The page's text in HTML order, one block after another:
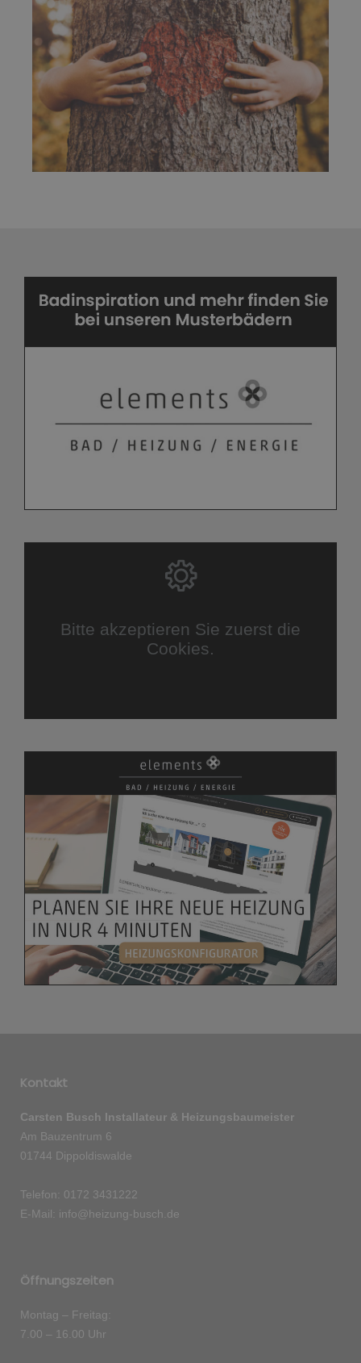
Bitte akzeptieren Sie zuerst die
Cookies.
Kontakt
Carsten Busch Installateur & Heizungsbaumeister
Am Bauzentrum 6
01744 Dippoldiswalde
Telefon: 0172 3431222
E-Mail: info@heizung-busch.de
Öffnungszeiten
Montag – Freitag:
7.00 – 16.00 Uhr